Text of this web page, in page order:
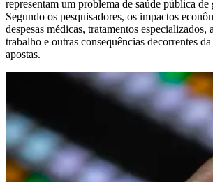
representam um problema de saúde pública de
Segundo os pesquisadores, os impactos
despesas médicas, tratamentos especializados,
trabalho e outras consequências decorrentes
apostas.